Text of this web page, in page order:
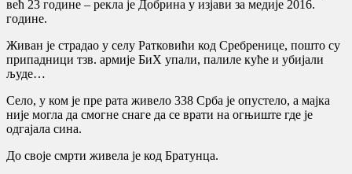
већ 23 године – рекла је Добрина у изјави за медије 2016.
године.
Живан је страдао у селу Ратковићи код Сребренице, пошто су
припадници тзв. армије БиХ упали, палиле куће и убијали
људе…
Село, у ком је пре рата живело 338 Срба је опустело, а мајка
није могла да смогне снаге да се врати на огњиште где је
одгајала сина.
До своје смрти живела је код Братунца.